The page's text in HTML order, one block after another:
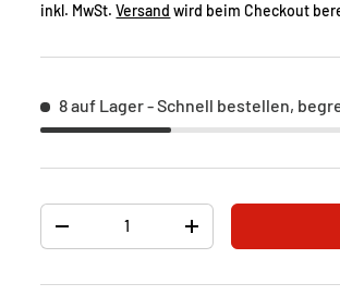
inkl. MwSt.Versand wird beim Checkout
8 auf Lager- Schnell bestellen,
-
+